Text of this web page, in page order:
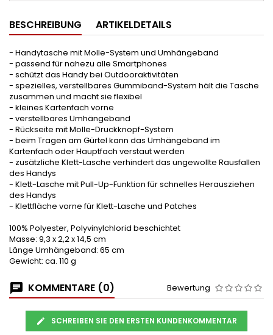
BESCHREIBUNG ARTIKELDETAILS
- Handytasche mit Molle-System und Umhängeband
- passend für nahezu alle Smartphones
- schützt das Handy bei Outdooraktivitäten
- spezielles, verstellbares Gummiband-System hält die Tasche
zusammen und macht sie flexibel
- kleines Kartenfach vorne
- verstellbares Umhängeband
- Rückseite mit Molle-Druckknopf-System
- beim Tragen am Gürtel kann das Umhängeband im
Kartenfach oder Hauptfach verstaut werden
- zusätzliche Klett-Lasche verhindert das ungewollte Rausfallen
des Handys
- Klett-Lasche mit Pull-Up-Funktion für schnelles Herausziehen
des Handys
- Klettfläche vorne für Klett-Lasche und Patches
100% Polyester, Polyvinylchlorid beschichtet
Masse: 9,3 x 2,2 x 14,5 cm
Länge Umhängeband: 65 cm
Gewicht: ca. 110 g
KOMMENTARE (0) Bewertung
SCHREIBEN SIE DEN ERSTEN KUNDENKOMMENTAR